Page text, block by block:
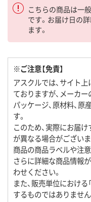
こちらの商品は一
です。お届け日の
ます。
※ご注意【免責】
アスクルでは、サイト
ておりますが、メーカー
パッケージ、原材料、原
す。
このため、実際にお届
が異なる場合がござい
商品の商品ラベルや注
さらに詳細な商品情報
わせください。
また、販売単位における
するものではありませ